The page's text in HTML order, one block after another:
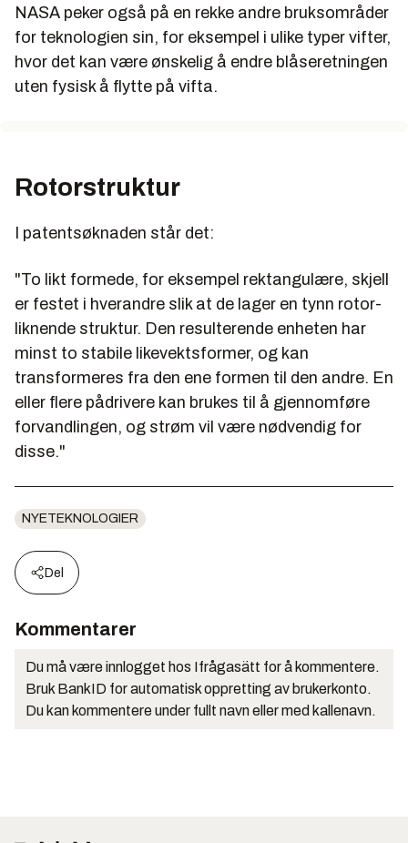
NASA peker også på en rekke andre bruksområder
for teknologien sin, for eksempel i ulike typer vifter,
hvor det kan være ønskelig å endre blåseretningen
uten fysisk å flytte på vifta.
Rotorstruktur
I patentsøknaden står det:
"To likt formede, for eksempel rektangulære, skjell
er festet i hverandre slik at de lager en tynn rotor-
liknende struktur. Den resulterende enheten har
minst to stabile likevektsformer, og kan
transformeres fra den ene formen til den andre. En
eller flere pådrivere kan brukes til å gjennomføre
forvandlingen, og strøm vil være nødvendig for
disse."
NYETEKNOLOGIER
Del
Kommentarer
Du må være innlogget hos Ifrågasätt for å kommentere.
Bruk BankID for automatisk oppretting av brukerkonto.
Du kan kommentere under fullt navn eller med kallenavn.